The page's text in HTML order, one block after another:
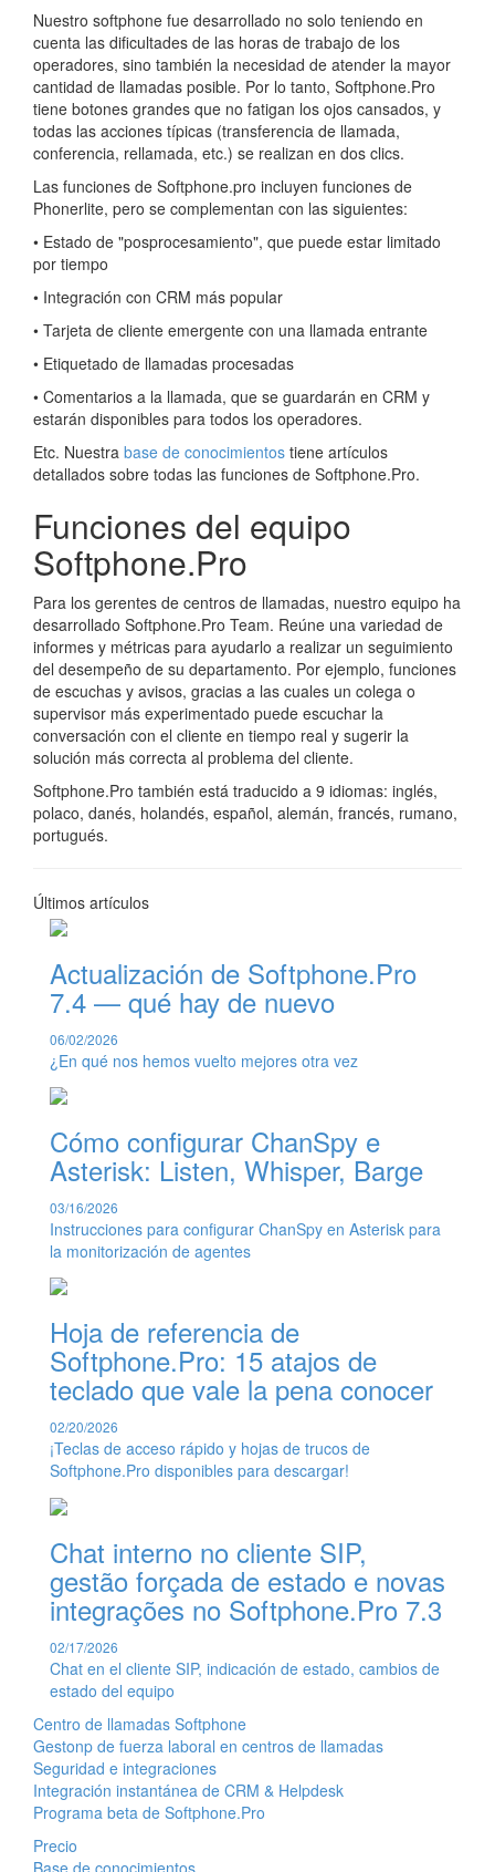
Nuestro softphone fue desarrollado no solo teniendo en
cuenta las dificultades de las horas de trabajo de los
operadores, sino también la necesidad de atender la mayor
cantidad de llamadas posible. Por lo tanto, Softphone.Pro
tiene botones grandes que no fatigan los ojos cansados, y
todas las acciones típicas (transferencia de llamada,
conferencia, rellamada, etc.) se realizan en dos clics.
Las funciones de Softphone.pro incluyen funciones de
Phonerlite, pero se complementan con las siguientes:
• Estado de "posprocesamiento", que puede estar limitado
por tiempo
• Integración con CRM más popular
• Tarjeta de cliente emergente con una llamada entrante
• Etiquetado de llamadas procesadas
• Comentarios a la llamada, que se guardarán en CRM y
estarán disponibles para todos los operadores.
Etc. Nuestra base de conocimientos tiene artículos
detallados sobre todas las funciones de Softphone.Pro.
Funciones del equipo
Softphone.Pro
Para los gerentes de centros de llamadas, nuestro equipo ha
desarrollado Softphone.Pro Team. Reúne una variedad de
informes y métricas para ayudarlo a realizar un seguimiento
del desempeño de su departamento. Por ejemplo, funciones
de escuchas y avisos, gracias a las cuales un colega o
supervisor más experimentado puede escuchar la
conversación con el cliente en tiempo real y sugerir la
solución más correcta al problema del cliente.
Softphone.Pro también está traducido a 9 idiomas: inglés,
polaco, danés, holandés, español, alemán, francés, rumano,
portugués.
Últimos artículos
Actualización de Softphone.Pro
7.4 — qué hay de nuevo
06/02/2026
¿En qué nos hemos vuelto mejores otra vez
Cómo configurar ChanSpy e
Asterisk: Listen, Whisper, Barge
03/16/2026
Instrucciones para configurar ChanSpy en Asterisk para
la monitorización de agentes
Hoja de referencia de
Softphone.Pro: 15 atajos de
teclado que vale la pena conocer
02/20/2026
¡Teclas de acceso rápido y hojas de trucos de
Softphone.Pro disponibles para descargar!
Chat interno no cliente SIP,
gestão forçada de estado e novas
integrações no Softphone.Pro 7.3
02/17/2026
Chat en el cliente SIP, indicación de estado, cambios de
estado del equipo
Centro de llamadas Softphone
Gestonp de fuerza laboral en centros de llamadas
Seguridad e integraciones
Integración instantánea de CRM & Helpdesk
Programa beta de Softphone.Pro
Precio
Base de conocimientos